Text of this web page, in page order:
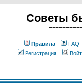
Советы
Правила
FAQ
Регистрация